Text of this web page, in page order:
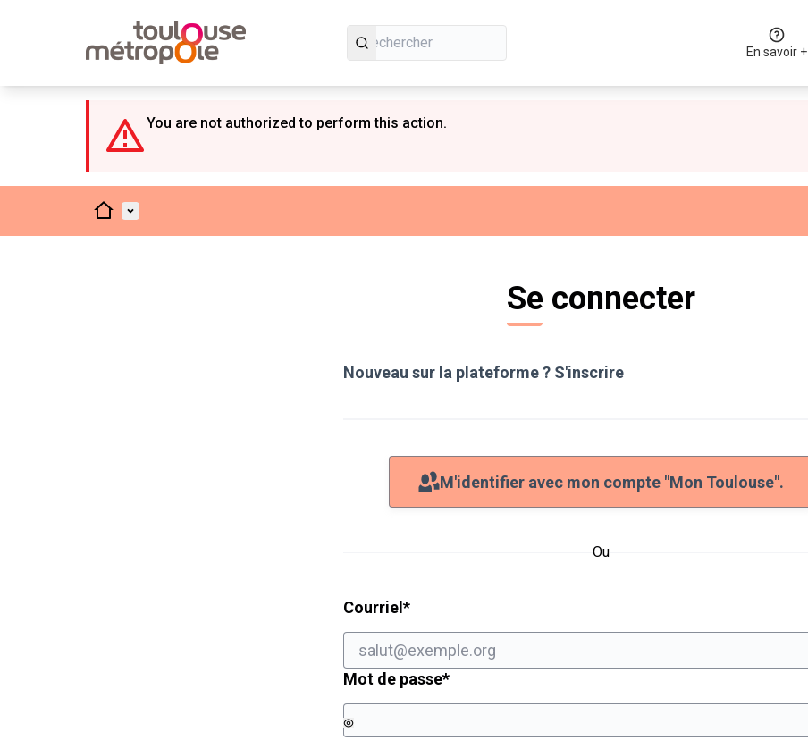
En savoir +
You are not authorized to perform this action.
AccueilMenu principal
Se connecter
Nouveau sur la plateforme ? S'inscrire
M'identifier avec mon compte "Mon Toulouse".
Ou
Courriel *Champ obligatoire
Mot de passe*Champ obligatoire